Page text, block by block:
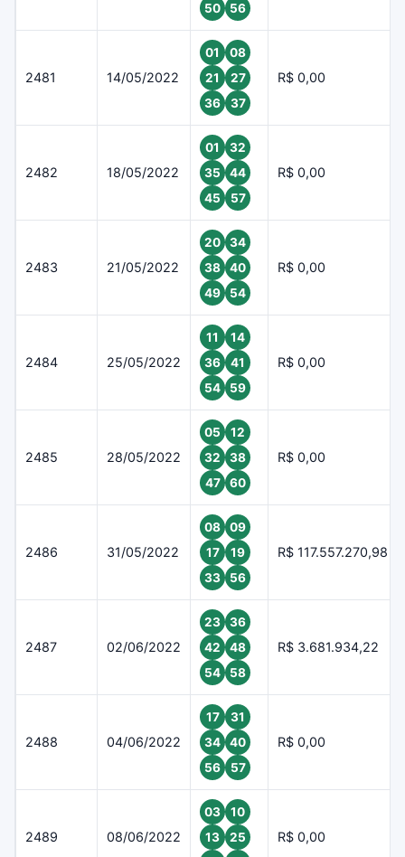
50
56
2481 14/05/2022
01
08
21
27
36
37
R$ 0,00
2482 18/05/2022
01
32
35
44
45
57
R$ 0,00
2483 21/05/2022
20
34
38
40
49
54
R$ 0,00
2484 25/05/2022
11
14
36
41
54
59
R$ 0,00
2485 28/05/2022
05
12
32
38
47
60
R$ 0,00
2486 31/05/2022
08
09
17
19
33
56
R$ 117.557.270,98
2487 02/06/2022
23
36
42
48
54
58
R$ 3.681.934,22
2488 04/06/2022
17
31
34
40
56
57
R$ 0,00
2489 08/06/2022
03
10
13
25
R$ 0,00